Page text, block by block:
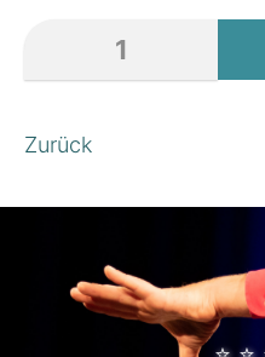
Zurück